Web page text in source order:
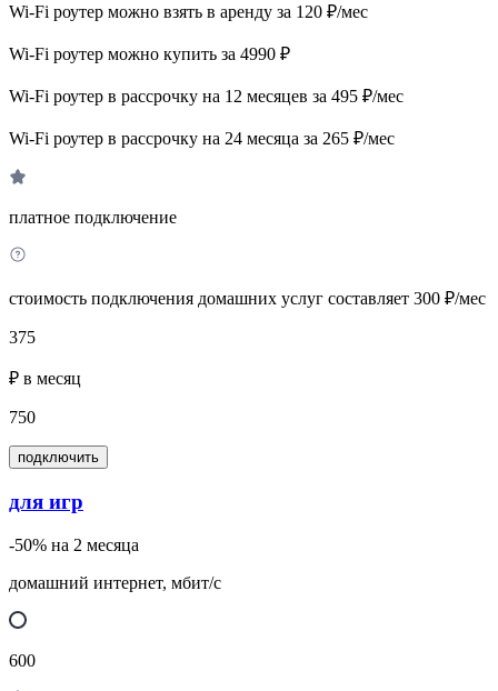
Wi-Fi роутер можно взять в аренду за 120 ₽/мес
Wi-Fi роутер можно купить за 4990 ₽
Wi-Fi роутер в рассрочку на 12 месяцев за 495 ₽/мес
Wi-Fi роутер в рассрочку на 24 месяца за 265 ₽/мес
платное подключение
стоимость подключения домашних услуг составляет 300 ₽/мес
375
₽ в месяц
750
подключить
для игр
-50% на 2 месяца
домашний интернет, мбит/с
600